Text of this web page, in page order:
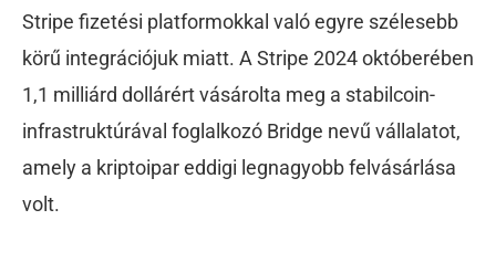
Stripe fizetési platformokkal való egyre szélesebb
körű integrációjuk miatt. A Stripe 2024 októberében
1,1 milliárd dollárért vásárolta meg a stabilcoin-
infrastruktúrával foglalkozó Bridge nevű vállalatot,
amely a kriptoipar eddigi legnagyobb felvásárlása
volt.